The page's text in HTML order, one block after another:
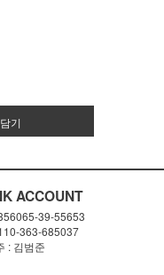
기
ACCOUNT
39-55653
363-685037
: 김범준